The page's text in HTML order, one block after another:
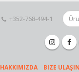
+352-768-494-1
HAKKIMIZDA BIZE ULAŞIN